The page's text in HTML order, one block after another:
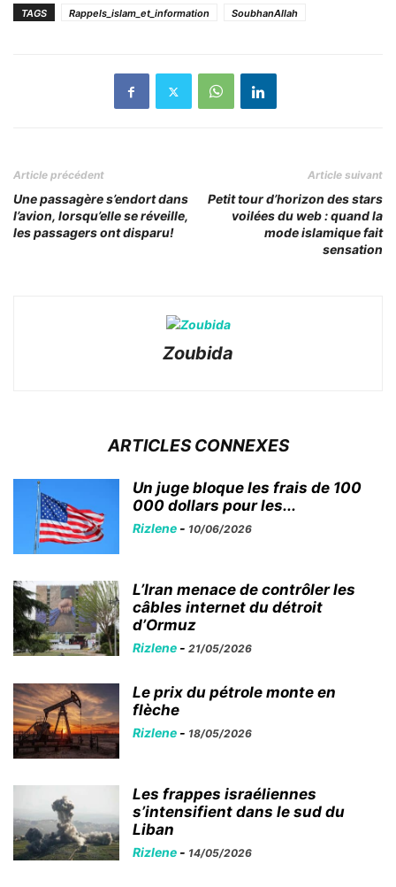
TAGS Rappels_islam_et_information SoubhanAllah
Article précédent
Une passagère s’endort dans
l’avion, lorsqu’elle se réveille,
les passagers ont disparu!
Article suivant
Petit tour d’horizon des stars
voilées du web : quand la
mode islamique fait
sensation
Zoubida
ARTICLES CONNEXES
Un juge bloque les frais de 100
000 dollars pour les...
Rizlene - 10/06/2026
L’Iran menace de contrôler les
câbles internet du détroit
d’Ormuz
Rizlene - 21/05/2026
Le prix du pétrole monte en
flèche
Rizlene - 18/05/2026
Les frappes israéliennes
s’intensifient dans le sud du
Liban
Rizlene - 14/05/2026